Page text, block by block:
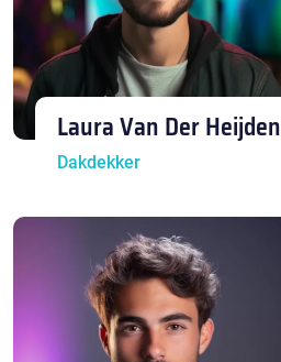
Laura Van Der Heijden
Dakdekker